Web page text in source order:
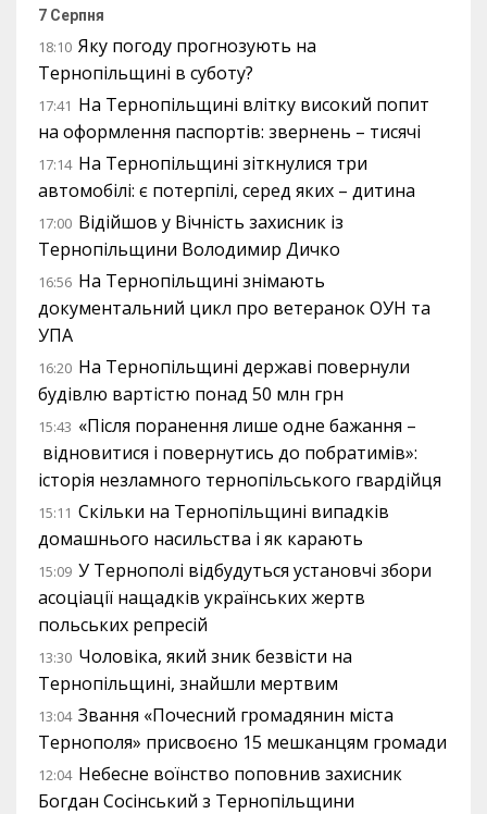
7 Серпня
18:10 Яку погоду прогнозують на
Тернопільщині в суботу?
17:41 На Тернопільщині влітку високий попит
на оформлення паспортів: звернень – тисячі
17:14 На Тернопільщині зіткнулися три
автомобілі: є потерпілі, серед яких – дитина
17:00 Відійшов у Вічність захисник із
Тернопільщини Володимир Дичко
16:56 На Тернопільщині знімають
документальний цикл про ветеранок ОУН та
УПА
16:20 На Тернопільщині державі повернули
будівлю вартістю понад 50 млн грн
15:43 «Після поранення лише одне бажання –
відновитися і повернутись до побратимів»:
історія незламного тернопільського гвардійця
15:11 Скільки на Тернопільщині випадків
домашнього насильства і як карають
15:09 У Тернополі відбудуться установчі збори
асоціації нащадків українських жертв
польських репресій
13:30 Чоловіка, який зник безвісти на
Тернопільщині, знайшли мертвим
13:04 Звання «Почесний громадянин міста
Тернополя» присвоєно 15 мешканцям громади
12:04 Небесне воїнство поповнив захисник
Богдан Сосінський з Тернопільщини